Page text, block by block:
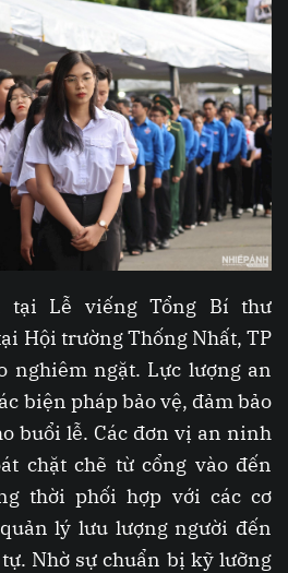
tại Lễ viếng Tổng Bí thư
Hội trường Thống Nhất, TP
nghiêm ngặt. Lực lượng an
biện pháp bảo vệ, đảm bảo
buổi lễ. Các đơn vị an ninh
chặt chẽ từ cổng vào đến
thời phối hợp với các cơ
lý lưu lượng người đến
Nhờ sự chuẩn bị kỹ lưỡng